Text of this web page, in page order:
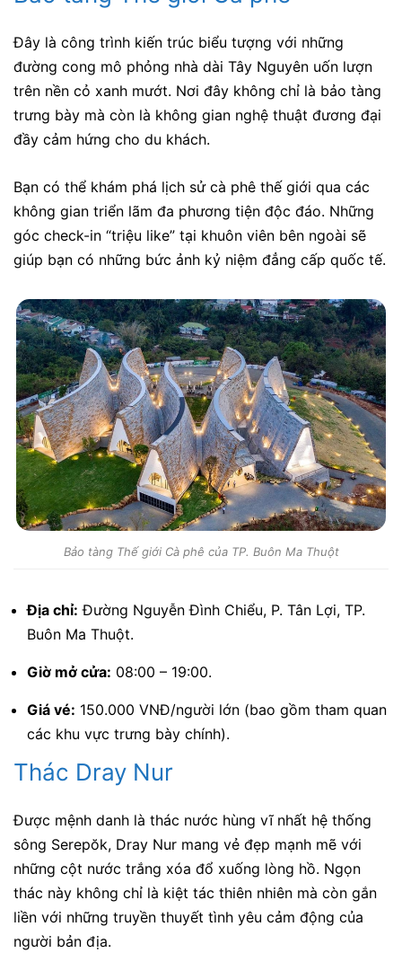
Đây là công trình kiến trúc biểu tượng với những
đường cong mô phỏng nhà dài Tây Nguyên uốn lượn
trên nền cỏ xanh mướt. Nơi đây không chỉ là bảo tàng
trưng bày mà còn là không gian nghệ thuật đương đại
đầy cảm hứng cho du khách.
Bạn có thể khám phá lịch sử cà phê thế giới qua các
không gian triển lãm đa phương tiện độc đáo. Những
góc check-in “triệu like” tại khuôn viên bên ngoài sẽ
giúp bạn có những bức ảnh kỷ niệm đẳng cấp quốc tế.
Bảo tàng Thế giới Cà phê của TP. Buôn Ma Thuột
Địa chỉ: Đường Nguyễn Đình Chiểu, P. Tân Lợi, TP.
Buôn Ma Thuột.
Giờ mở cửa: 08:00 – 19:00.
Giá vé: 150.000 VNĐ/người lớn (bao gồm tham quan
các khu vực trưng bày chính).
Thác Dray Nur
Được mệnh danh là thác nước hùng vĩ nhất hệ thống
sông Serepŏk, Dray Nur mang vẻ đẹp mạnh mẽ với
những cột nước trắng xóa đổ xuống lòng hồ. Ngọn
thác này không chỉ là kiệt tác thiên nhiên mà còn gắn
liền với những truyền thuyết tình yêu cảm động của
người bản địa.